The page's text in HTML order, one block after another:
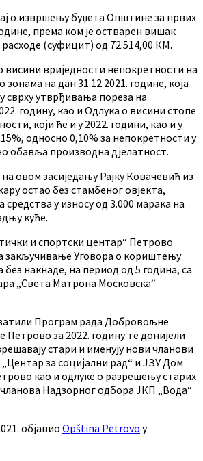
о извршењу буџета Општине за првих
према ком је остварен вишак
(суфицит) од 72.514,00 КМ.
висини вриједности непокретности на
на дан 31.12.2021. године, која
сврху утврђивања пореза на
годину, као и Одлука о висини стопе
који ће и у 2022. години, као и у
односно 0,10% за непокретности у
обавља производна дјелатност.
овом засиједању Рајку Ковачевић из
остао без стамбеног овјекта,
у износу од 3.000 марака на
куће.
и спортски центар“ Петрово
закључивање Уговора о кориштењу
накнаде, на период од 5 година, са
„Света Матрона Московска“
Програм рада Добровољне
Петрово за 2022. годину те донијели
стари и именују нови чланови
за социјални рад“ и ЈЗУ Дом
као и одлуке о разрешењу старих
Надзорног одбора ЈКП „Вода“
објавио Opština Petrovo у